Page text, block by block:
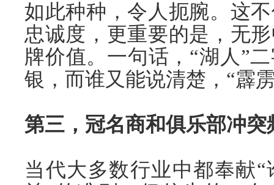
如此种种，令人扼腕。这
忠诚度，更重要的是，无
牌价值。一句话，“湖人”
银，而谁又能说清楚，“霹
第三，冠名商和俱乐部冲突
当代大多数行业中都奉献